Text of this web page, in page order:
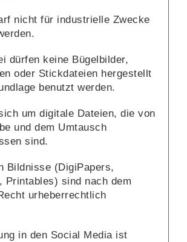
nicht für industrielle Zwecke
dürfen keine Bügelbilder,
oder Stickdateien hergestellt
benutzt werden.
um digitale Dateien, die von
und dem Umtausch
sind.
Bildnisse (DigiPapers,
Printables) sind nach dem
urheberrechtlich
in den Social Media ist